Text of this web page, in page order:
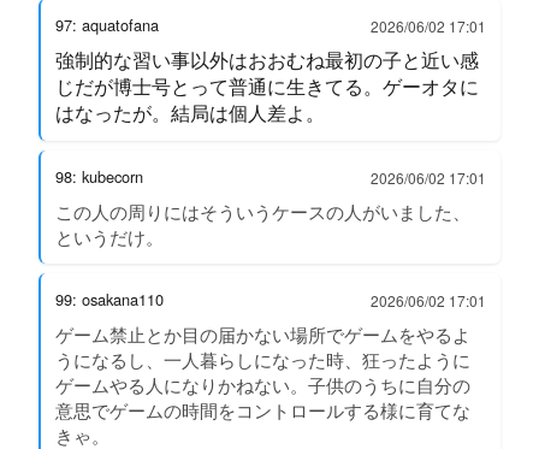
97: aquatofana 2026/06/02 17:01
強制的な習い事以外はおおむね最初の子と近い感
じだが博士号とって普通に生きてる。ゲーオタに
はなったが。結局は個人差よ。
98: kubecorn 2026/06/02 17:01
この人の周りにはそういうケースの人がいました、
というだけ。
99: osakana110 2026/06/02 17:01
ゲーム禁止とか目の届かない場所でゲームをやるよ
うになるし、一人暮らしになった時、狂ったように
ゲームやる人になりかねない。子供のうちに自分の
意思でゲームの時間をコントロールする様に育てな
きゃ。